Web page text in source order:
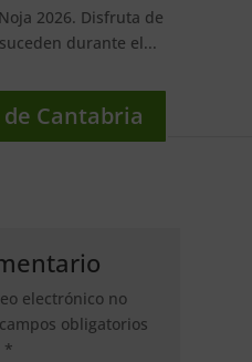
2026. Disfruta de
durante el...
Cantabria
electrónico no
obligatorios
*